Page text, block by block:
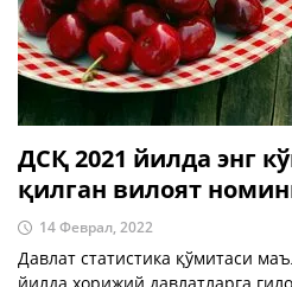
ДСҚ 2021 йилда энг
қилган вилоят
14 Феврал, 2022
Давлат статистика қўмитаси
йилда хорижий давлатларга